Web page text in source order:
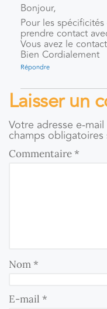
Bonjour,
Pour les
prendre contact
Vous avez le
Bien Cordialement
Répondre
Laisser un
Votre adresse e-
champs
Commentaire*
Nom*
E-mail *